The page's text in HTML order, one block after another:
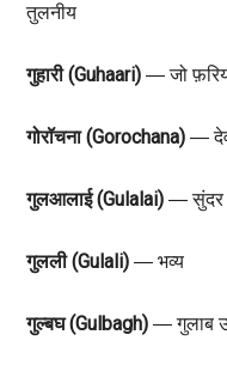
तुलनीय
गुहारी (Guhaari) ― जो
गोरॉचना (Gorochana) ―
गुलआलाई (Gulalai) ― सुंदर
गुलली (Gulali) ― भव्य
गुल्बघ (Gulbagh) ― गुलाब